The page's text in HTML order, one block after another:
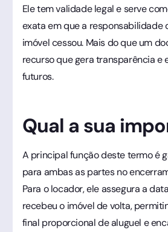
Ele tem validade legal e serve
exata em que a responsabilidade
imóvel cessou. Mais do que um
recurso que gera transparência e
futuros.
Qual a sua
A principal função deste termo é
para ambas as partes no
Para o locador, ele assegura a
recebeu o imóvel de volta,
final proporcional de aluguel e